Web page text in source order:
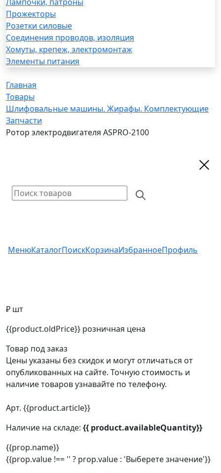
Лампочки, патроны
Прожекторы
Розетки силовые
Соединения проводов, изоляция
Хомуты, крепеж, электромонтаж
Элементы питания
Главная
Товары
Шлифовальные машины. Жирафы. Комплектующие
Запчасти
Ротор электродвигателя ASPRO-2100
МенюКаталогПоискКорзинаИзбранноеПрофиль
₽ шт
{{product.oldPrice}} розничная цена
Товар под заказ
Цены указаны без скидок и могут отличаться от
опубликованных на сайте. Точную стоимость и
наличие товаров узнавайте по телефону.
Арт. {{product.article}}
Наличие на складе: {{ product.availableQuantity}}
{{prop.name}}
{{prop.value !== '' ? prop.value : 'Выберете значение'}}